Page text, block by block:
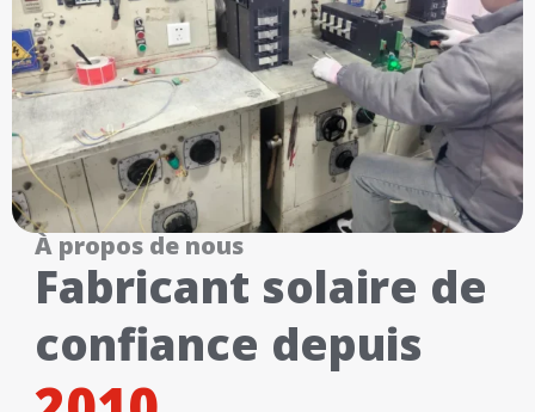
À propos de nous
Fabricant solaire de
confiance depuis